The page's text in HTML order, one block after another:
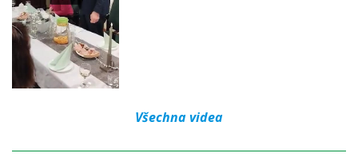
Všechna videa